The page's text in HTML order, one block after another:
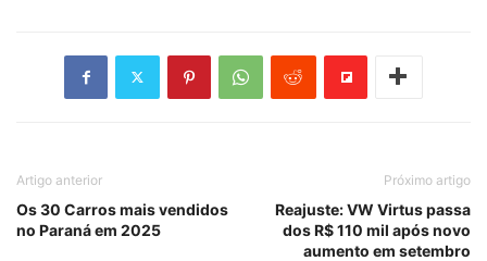
Artigo anterior
Os 30 Carros mais vendidos
no Paraná em 2025
Próximo artigo
Reajuste: VW Virtus passa
dos R$ 110 mil após novo
aumento em setembro